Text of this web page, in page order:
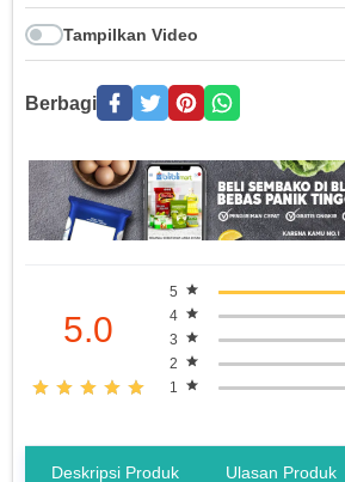
Tampilkan Video
Berbagi
5.0
5
4
3
2
1
Deskripsi Produk Ulasan Produk